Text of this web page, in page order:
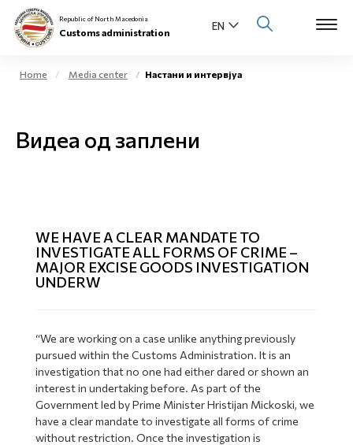
Individuals
E-Customs
Media center
Newsletter
Republic of North Macedonia
Customs administration
Home Media center Настани и интервјуа
Видеа од заплени
WE HAVE A CLEAR MANDATE TO
INVESTIGATE ALL FORMS OF CRIME –
MAJOR EXCISE GOODS INVESTIGATION
UNDERW
“We are working on a case unlike anything previously
pursued within the Customs Administration. It is an
investigation that no one had either dared or shown an
interest in undertaking before. As part of the
Government led by Prime Minister Hristijan Mickoski, we
have a clear mandate to investigate all forms of crime
without restriction. Once the investigation is